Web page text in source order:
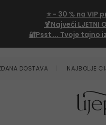
⭐ - 30 % na VIP
🍹Najveći LJETNI
🔐Psst ... Tvoje tajno
DOSTAVA NAJBOLJE